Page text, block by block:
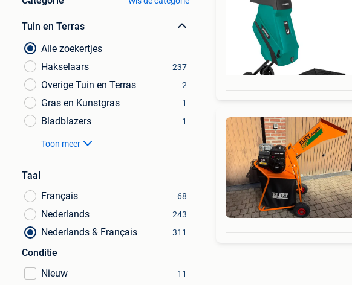
Tuin en Terras
Alle zoekertjes
Hakselaars
237
Overige Tuin en Terras 2
Gras en Kunstgras 1
Bladblazers 1
Toon meer
Taal
Français
68
Nederlands 243
Nederlands & Français 311
Conditie
Nieuw
11